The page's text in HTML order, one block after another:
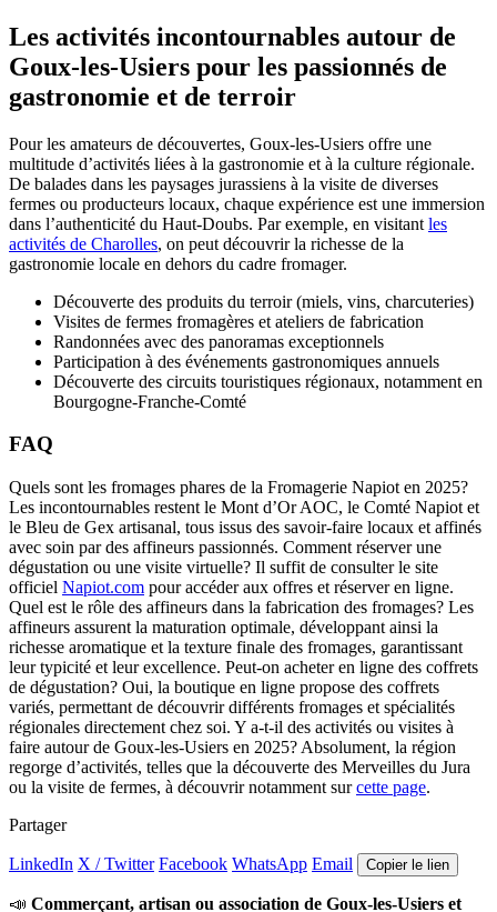
Les activités incontournables autour de
Goux-les-Usiers pour les passionnés de
gastronomie et de terroir
Pour les amateurs de découvertes, Goux-les-Usiers offre une
multitude d’activités liées à la gastronomie et à la culture régionale.
De balades dans les paysages jurassiens à la visite de diverses
fermes ou producteurs locaux, chaque expérience est une immersion
dans l’authenticité du Haut-Doubs. Par exemple, en visitant les
activités de Charolles, on peut découvrir la richesse de la
gastronomie locale en dehors du cadre fromager.
Découverte des produits du terroir (miels, vins, charcuteries)
Visites de fermes fromagères et ateliers de fabrication
Randonnées avec des panoramas exceptionnels
Participation à des événements gastronomiques annuels
Découverte des circuits touristiques régionaux, notamment en
Bourgogne-Franche-Comté
FAQ
Quels sont les fromages phares de la Fromagerie Napiot en 2025?
Les incontournables restent le Mont d’Or AOC, le Comté Napiot et
le Bleu de Gex artisanal, tous issus des savoir-faire locaux et affinés
avec soin par des affineurs passionnés. Comment réserver une
dégustation ou une visite virtuelle? Il suffit de consulter le site
officiel Napiot.com pour accéder aux offres et réserver en ligne.
Quel est le rôle des affineurs dans la fabrication des fromages? Les
affineurs assurent la maturation optimale, développant ainsi la
richesse aromatique et la texture finale des fromages, garantissant
leur typicité et leur excellence. Peut-on acheter en ligne des coffrets
de dégustation? Oui, la boutique en ligne propose des coffrets
variés, permettant de découvrir différents fromages et spécialités
régionales directement chez soi. Y a-t-il des activités ou visites à
faire autour de Goux-les-Usiers en 2025? Absolument, la région
regorge d’activités, telles que la découverte des Merveilles du Jura
ou la visite de fermes, à découvrir notamment surcette page.
Partager
LinkedIn X / Twitter Facebook WhatsApp Email Copier le lien
📣 Commerçant, artisan ou association de Goux-les-Usiers et